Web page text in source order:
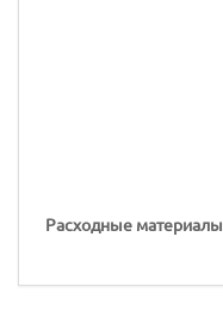
Расходные материалы